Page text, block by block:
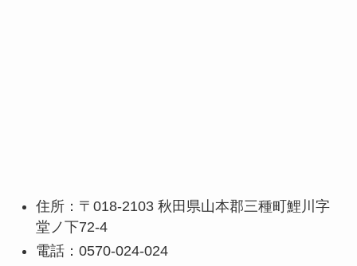
住所：〒018-2103 秋田県山本郡三種町鯉川字
堂ノ下72-4
電話：0570-024-024